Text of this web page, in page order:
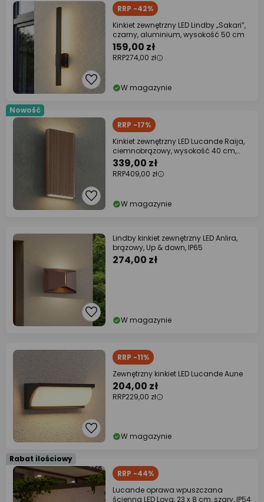
RRP -42%
Kinkiet zewnętrzny LED Lindby „Sakari”,
czarny, aluminium, wysokość 50 cm
159,00 zł
RRP274,00 zł
W magazynie
Nowość
RRP -17%
Kinkiet zewnętrzny LED Lucande Raija,
ciemnobrązowy, wysokość 40 cm,
CCT
339,00 zł
RRP409,00 zł
W magazynie
Lindby kinkiet zewnętrzny LED Anlira,
brązowy, Up & down, IP65
274,00 zł
W magazynie
RRP -11%
Zewnętrzny kinkiet LED Lucande Aune
204,00 zł
RRP229,00 zł
W magazynie
Rabat ilościowy
RRP -44%
Lucande oprawa wpuszczana
ścienna LED Loya, 23 x 8 cm, szary, IP54